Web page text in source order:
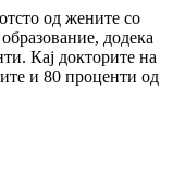
од жените со
додека
Кај докторите на
и 80 проценти од